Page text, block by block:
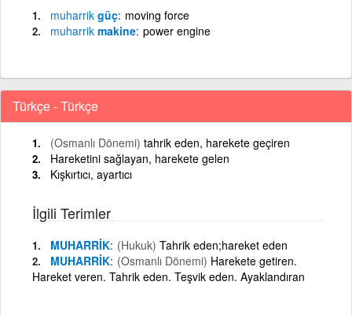
muharrik güç moving force
muharrik makine power engine
Türkçe - Türkçe
(Osmanlı Dönemi) tahrik eden, harekete geçiren
Hareketini sağlayan, harekete gelen
Kışkırtıcı, ayartıcı
İlgili Terimler
MUHARRİK (Hukuk) Tahrik eden;hareket eden
MUHARRİK (Osmanlı Dönemi) Harekete getiren.
Hareket veren. Tahrik eden. Teşvik eden. Ayaklandıran